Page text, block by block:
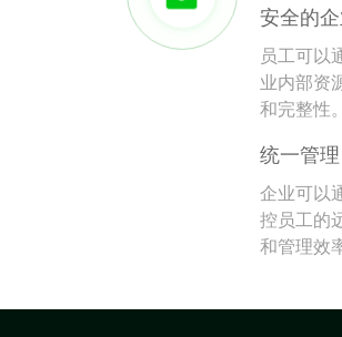
安全的
员工可以
业内部资
和完整性。
统一管理
企业可以
控员工的
和管理效